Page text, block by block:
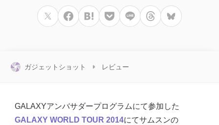
ガジェットショット レビュー
GALAXYアンバサダープログラムにて参加した
GALAXY WORLD TOUR 2014にてサムスンの